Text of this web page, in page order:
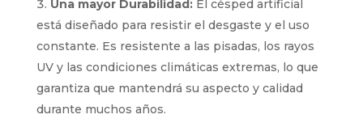
Una mayor Durabilidad:El césped artificial
está diseñado para resistir el desgaste y el uso
constante. Es resistente a las pisadas, los rayos
UV y las condiciones climáticas extremas, lo que
garantiza que mantendrá su aspecto y calidad
durante muchos años.